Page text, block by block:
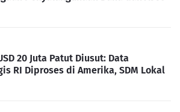
20 Juta Patut Diusut: Data
RI Diproses di Amerika, SDM Lokal